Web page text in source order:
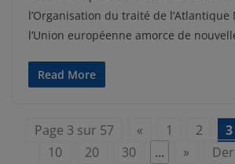
l’Organisation du traité de l’Atlantique
l’Union européenne amorce de
Read More
Page 3 sur 57 « 1 2 3
10
20 30 … »